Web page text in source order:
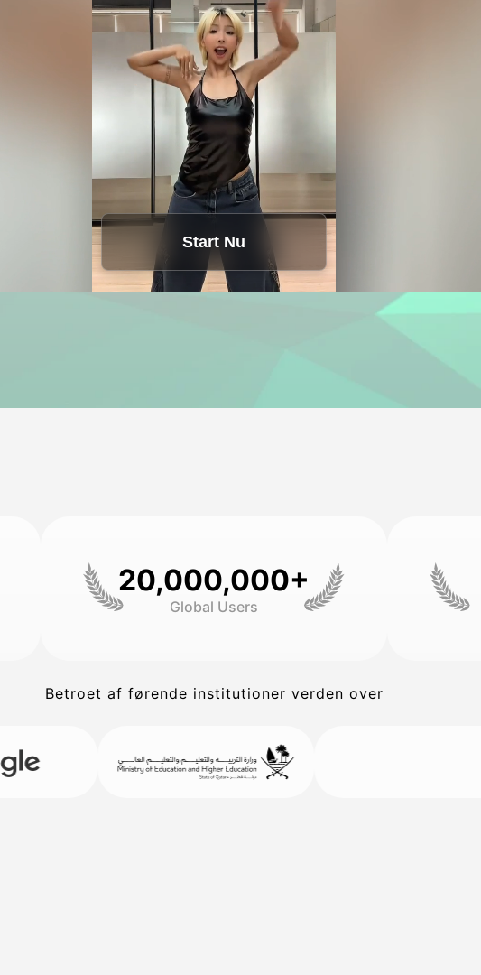
Start Nu
20,000,000+
Global Users
Betroet af førende institutioner verden over